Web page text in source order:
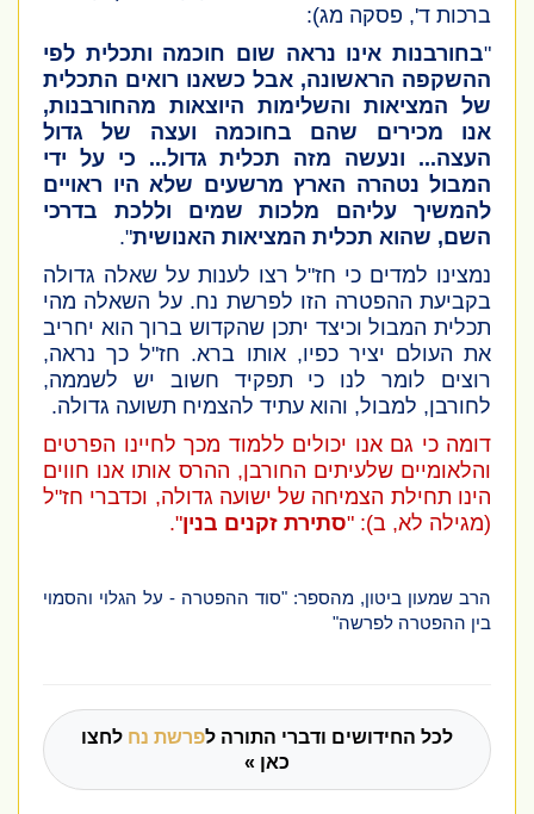
ברכות ד', פסקה מג):
בחורבנות אינו נראה שום חוכמה ותכלית לפי
ההשקפה הראשונה, אבל כשאנו רואים התכלית
של המציאות והשלימות היוצאות מהחורבנות,
אנו מכירים שהם בחוכמה ועצה של גדול
העצה... ונעשה מזה תכלית גדול... כי על ידי
המבול נטהרה הארץ מרשעים שלא היו ראויים
להמשיך עליהם מלכות שמים וללכת בדרכי
השם, שהוא תכלית המציאות האנושית".
נמצינו למדים כי חז"ל רצו לענות על שאלה גדולה
בקביעת ההפטרה הזו לפרשת נח. על השאלה מהי
תכלית המבול וכיצד יתכן שהקדוש ברוך הוא יחריב
את העולם יציר כפיו, אותו ברא. חז"ל כך נראה,
רוצים לומר לנו כי תפקיד חשוב יש לשממה,
לחורבן, למבול, והוא עתיד להצמיח תשועה גדולה.
דומה כי גם אנו יכולים ללמוד מכך לחיינו הפרטים
והלאומיים שלעיתים החורבן, ההרס אותו אנו חווים
הינו תחילת הצמיחה של ישועה גדולה, וכדברי חז"ל
(מגילה לא, ב): "סתירת זקנים בנין".
הרב שמעון ביטון, מהספר: "סוד ההפטרה - על הגלוי והסמוי
בין ההפטרה לפרשה"
לכל החידושים ודברי התורה לפרשת נחלחצו
כאן »